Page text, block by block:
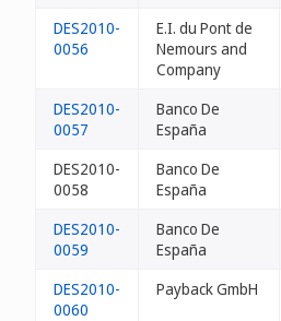
DES2010-
0056
E.I. du Pont de
Nemours and
Company
DES2010-
0057
Banco De
España
DES2010-
0058
Banco De
España
DES2010-
0059
Banco De
España
DES2010-
0060
Payback GmbH